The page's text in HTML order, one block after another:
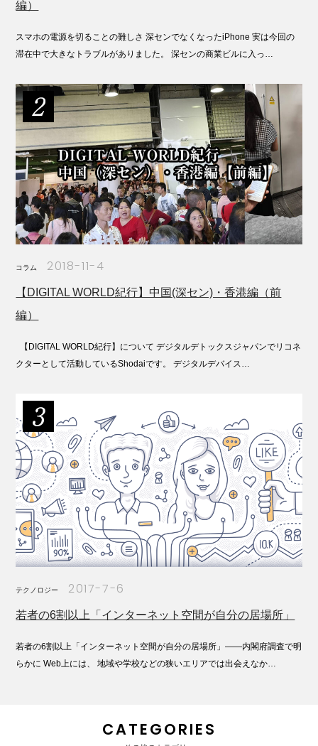
編）
スマホの電源を切ることの難しさ 深センでなくなったiPhone 実は今回の
滞在中で大きなトラブルがありました。 深センの商業ビルに入っ…
コラム 2018-11-4
【DIGITAL WORLD紀行】中国(深セン)・香港編（前
編）
【DIGITAL WORLD紀行】について デジタルデトックスジャパンでリコネ
クターとして活動しているShodaiです。 デジタルデバイス…
テクノロジー 2017-7-6
若者の6割以上「インターネット空間が自分の居場所」
若者の6割以上「インターネット空間が自分の居場所」――内閣府調査で明
らかに Web上には、 地域や学校などの狭いエリアでは出会えなか…
CATEGORIES